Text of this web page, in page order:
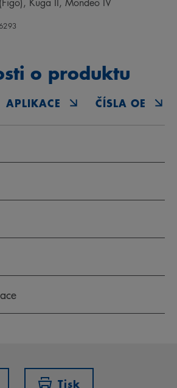
o produktu
APLIKACE ČÍSLA OE
Tisk